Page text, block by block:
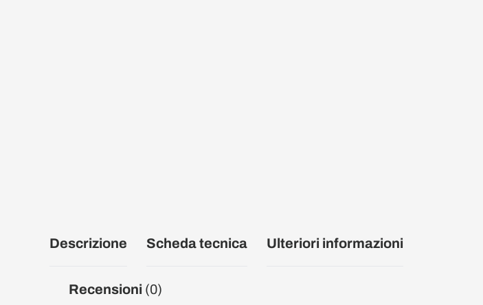
Descrizione Scheda tecnica Ulteriori informazioni
Recensioni (0)